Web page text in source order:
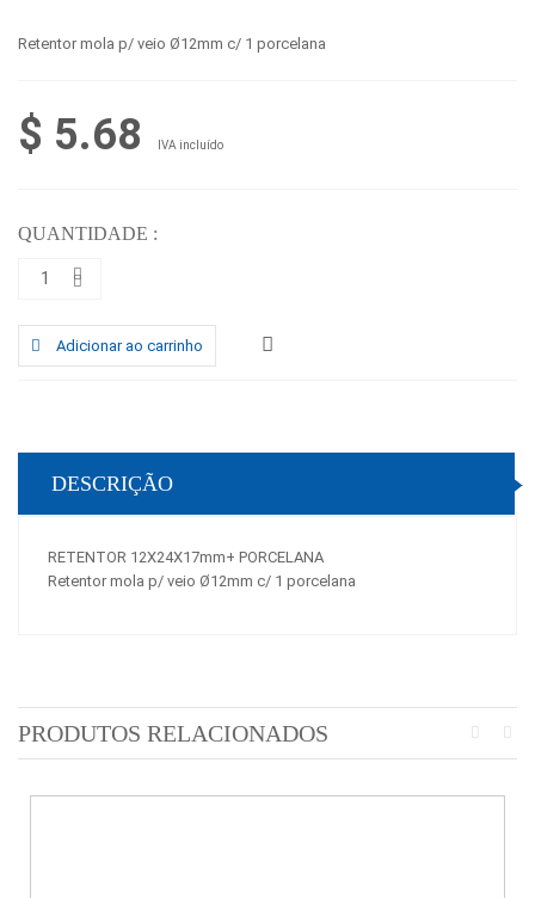
Retentor mola p/ veio Ø12mm c/ 1 porcelana
$ 5.68 IVA incluído
QUANTIDADE :
Adicionar ao carrinho
DESCRIÇÃO
RETENTOR 12X24X17mm+ PORCELANA
Retentor mola p/ veio Ø12mm c/ 1 porcelana
PRODUTOS RELACIONADOS